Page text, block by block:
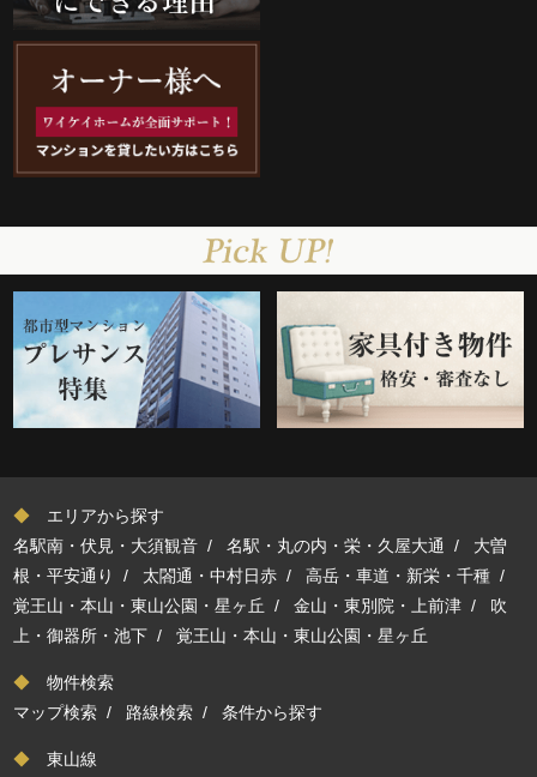
◆ エリアから探す
名駅南・伏見・大須観音 /名駅・丸の内・栄・久屋大通 / 大曽
根・平安通り
/ 太閤通・中村日赤 /高岳・車道・新栄・千種 /
覚王山・本山・東山公園・星ヶ丘 /金山・東別院・上前津 / 吹
上・御器所・池下 /覚王山・本山・東山公園・星ヶ丘
◆ 物件検索
マップ検索 / 路線検索 /条件から探す
◆ 東山線